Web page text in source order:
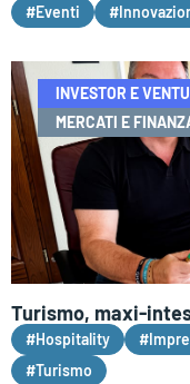
#Eventi
INVESTOR E
MERCATI E
Turismo, maxi-
#Hospitality
#Turismo